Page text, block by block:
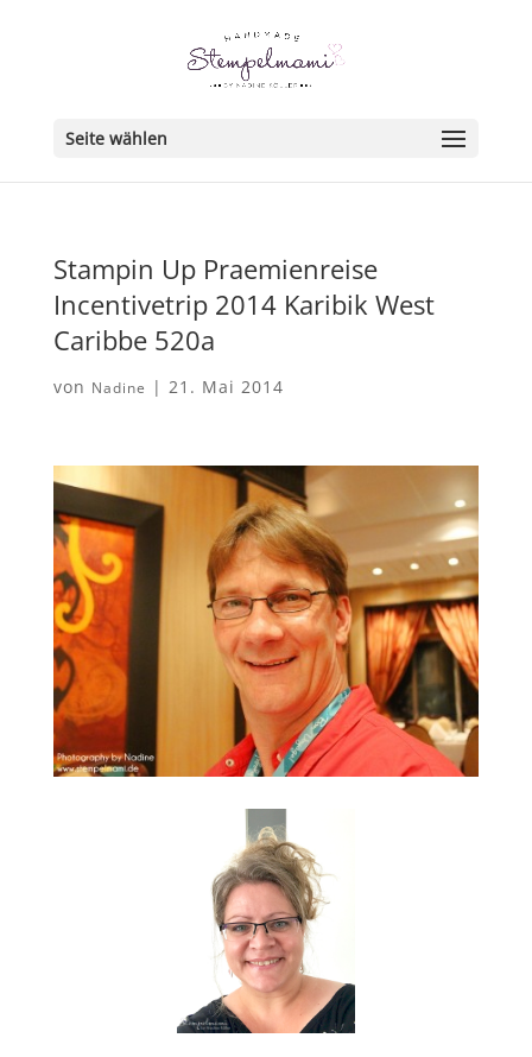
Seite wählen
Stampin Up Praemienreise
Incentivetrip 2014 Karibik West
Caribbe 520a
von Nadine | 21. Mai 2014